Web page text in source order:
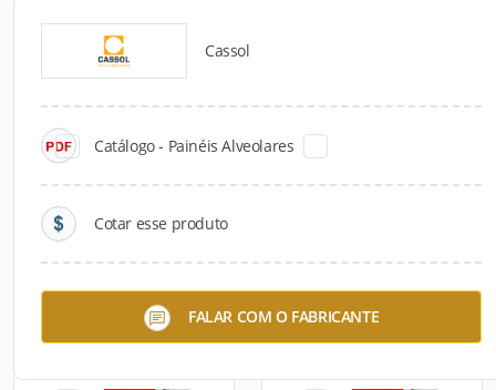
Cassol
Catálogo - Painéis Alveolares
Cotar esse produto
FALAR COM O FABRICANTE
Catálogos para Download
Estacas Centrifugadas